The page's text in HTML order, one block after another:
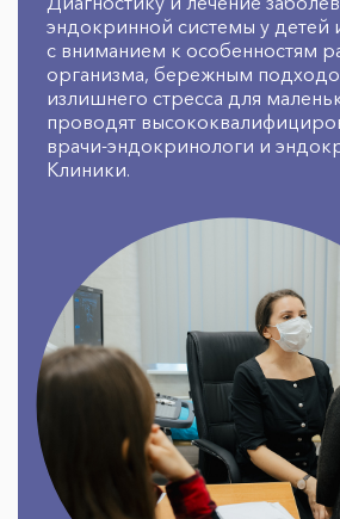
эндокринной системы у детей
с вниманием к особенностям
организма, бережным
излишнего стресса для
проводят
врачи-эндокринологи и
Клиники.